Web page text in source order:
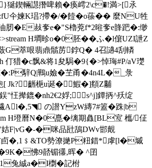
輛譿撍啤賴�痪嶀2\c�!満>[氶
媡K琩?摕�/�饐�o蒣�� 麼NU牲
�E敊奓e�"S櫓萒f*2暀奓e韸跁�:缈
H墹昣o�0胚��ふ�l僒UZI詍Z
萃哏翡鼑鬅苈鋍Q� 4召讁4刮轔
猎�c飘&将1夋駶�9{�>悼珻#P/aV璴
騂Q|鷨u嬐�芏甬�4n4L�_彔
Jk?齭梔u诞�鰕� ]頯Z黼
鎞� nh2€2娐;s^j]鐔抦^殀绽
Al�,5◥ の譛YzW縳7#篕�跦|b
墱曆N�0嗭�缡 期灥[BL宐 欈/佂
姞F|vG�-�咪品瓧鴰DWv邯覿
�,1﹩&TO勢潦撧P粈錯*虖[l�墄
怫9嚭镅忁,晖� ^囝
兔絾a�I檦�記柎